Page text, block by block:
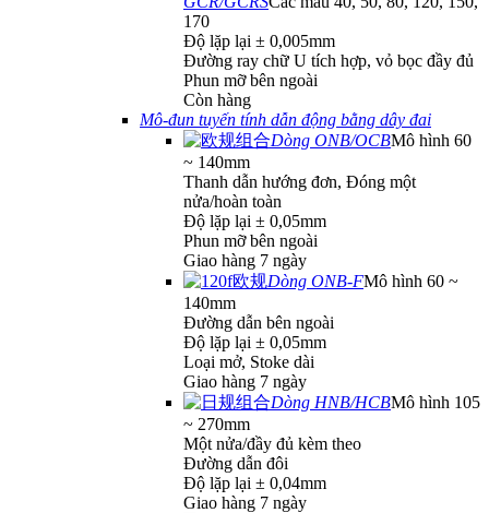
170
Độ lặp lại ± 0,005mm
Đường ray chữ U tích hợp, vỏ bọc đầy đủ
Phun mỡ bên ngoài
Còn hàng
Mô-đun tuyến tính dẫn động bằng dây đai
Dòng ONB/OCBMô hình 60
~ 140mm
Thanh dẫn hướng đơn, Đóng một
nửa/hoàn toàn
Độ lặp lại ± 0,05mm
Phun mỡ bên ngoài
Giao hàng 7 ngày
Dòng ONB-FMô hình 60 ~
140mm
Đường dẫn bên ngoài
Độ lặp lại ± 0,05mm
Loại mở, Stoke dài
Giao hàng 7 ngày
Dòng HNB/HCBMô hình 105
~ 270mm
Một nửa/đầy đủ kèm theo
Đường dẫn đôi
Độ lặp lại ± 0,04mm
Giao hàng 7 ngày